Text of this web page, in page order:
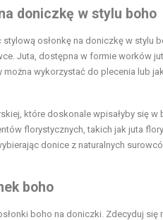
doniczkę w stylu boho
stylową osłonkę na doniczkę w stylu
Juta, dostępna w formie worków
wykorzystać do plecenia lub
które doskonale wpisałyby się
florystycznych, takich jak juta
donice z naturalnych
boho
boho na doniczki. Zdecyduj